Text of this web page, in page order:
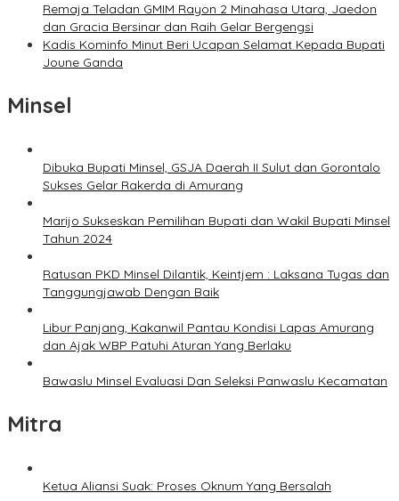
Remaja Teladan GMIM Rayon 2 Minahasa Utara, Jaedon
dan Gracia Bersinar dan Raih Gelar Bergengsi
Kadis Kominfo Minut Beri Ucapan Selamat Kepada Bupati
Joune Ganda
Minsel
Dibuka Bupati Minsel, GSJA Daerah II Sulut dan Gorontalo
Sukses Gelar Rakerda di Amurang
Marijo Sukseskan Pemilihan Bupati dan Wakil Bupati Minsel
Tahun 2024
Ratusan PKD Minsel Dilantik, Keintjem : Laksana Tugas dan
Tanggungjawab Dengan Baik
Libur Panjang, Kakanwil Pantau Kondisi Lapas Amurang
dan Ajak WBP Patuhi Aturan Yang Berlaku
Bawaslu Minsel Evaluasi Dan Seleksi Panwaslu Kecamatan
Mitra
Ketua Aliansi Suak: Proses Oknum Yang Bersalah